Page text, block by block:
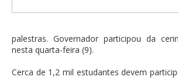
palestras. Governador participou da
nesta quarta-feira (9).
Cerca de 1,2 mil estudantes devem